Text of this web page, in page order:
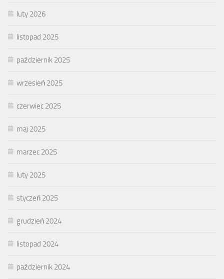
luty 2026
listopad 2025
październik 2025
wrzesień 2025
czerwiec 2025
maj 2025
marzec 2025
luty 2025
styczeń 2025
grudzień 2024
listopad 2024
październik 2024